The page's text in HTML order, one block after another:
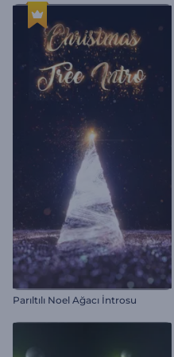
Parıltılı Noel Ağacı İntrosu